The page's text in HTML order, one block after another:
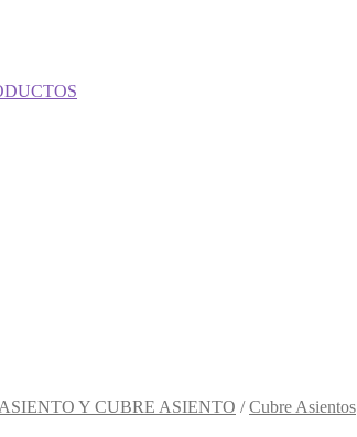
ASIENTO Y CUBRE ASIENTO /Cubre Asientos